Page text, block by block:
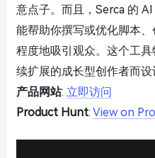
意点子。而且，Serca 的
能帮助你撰写或优化脚本
程度地吸引观众。这个工
续扩展的成长型创作者而设
产品网站: 立即访问
Product Hunt: View on